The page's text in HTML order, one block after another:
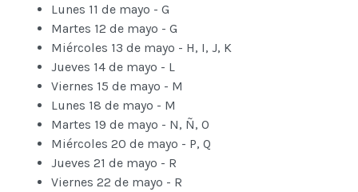
Lunes 11 de mayo - G
Martes 12 de mayo - G
Miércoles 13 de mayo - H, I, J, K
Jueves 14 de mayo - L
Viernes 15 de mayo - M
Lunes 18 de mayo - M
Martes 19 de mayo - N, Ñ, O
Miércoles 20 de mayo - P, Q
Jueves 21 de mayo - R
Viernes 22 de mayo - R